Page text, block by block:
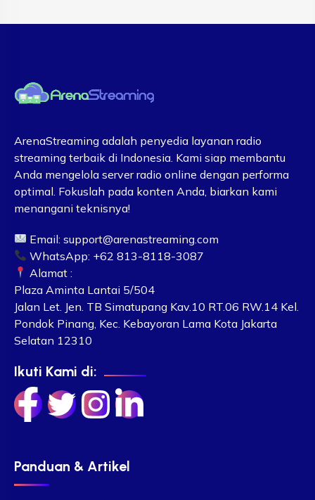
ArenaStreaming adalah penyedia layanan radio
streaming terbaik di Indonesia. Kami siap membantu
Anda mengelola server radio online dengan performa
optimal. Fokuslah pada konten Anda, biarkan kami
menangani teknisnya!
Email:support@arenastreaming.com
WhatsApp: +62 813-8118-3087
Alamat :
Plaza Aminta Lantai 5/504
Jalan Let. Jen. TB Simatupang Kav.10 RT.06 RW.14 Kel.
Pondok Pinang, Kec. Kebayoran Lama Kota Jakarta
Selatan 12310
Ikuti Kami di:
Panduan & Artikel